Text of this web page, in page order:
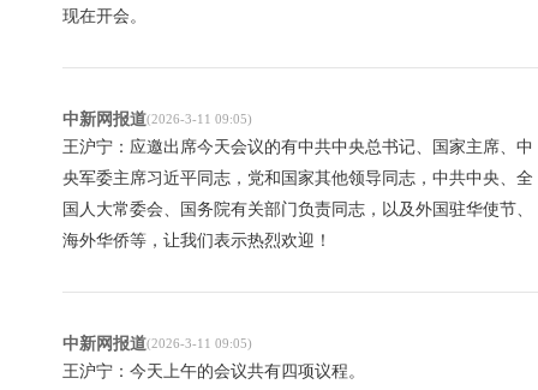
现在开会。
中新网报道(2026-3-11 09:05)
王沪宁：应邀出席今天会议的有中共中央总书记、国家主席、中
央军委主席习近平同志，党和国家其他领导同志，中共中央、全
国人大常委会、国务院有关部门负责同志，以及外国驻华使节、
海外华侨等，让我们表示热烈欢迎！
中新网报道(2026-3-11 09:05)
王沪宁：今天上午的会议共有四项议程。